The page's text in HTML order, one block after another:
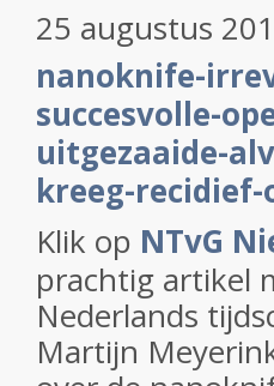
25 augustus
nanoknife-
succesvolle-
uitgezaaide-
kreeg-
Klik op NTvG
prachtig artikel
Nederlands
Martijn